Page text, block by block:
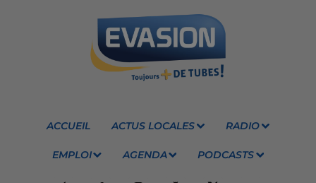
ACCUEIL ACTUS LOCALES RADIO
EMPLOI AGENDA PODCASTS